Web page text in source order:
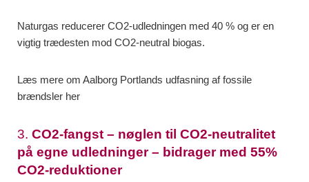
Naturgas reducerer CO2-udledningen med 40 % og er en
vigtig trædesten mod CO2-neutral biogas.
Læs mere om Aalborg Portlands udfasning af fossile
brændsler her
3. CO2-fangst – nøglen til CO2-neutralitet
på egne udledninger – bidrager med 55%
CO2-reduktioner